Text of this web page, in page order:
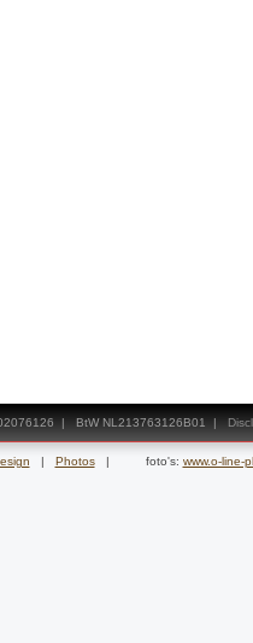
| BtW NL213763126B01 |
| Photos| foto's: www.o-line-